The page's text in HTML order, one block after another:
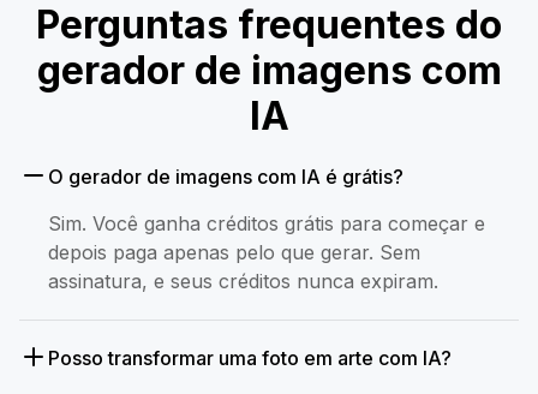
Perguntas frequentes do
gerador de imagens com
IA
O gerador de imagens com IA é grátis?
Sim. Você ganha créditos grátis para começar e
depois paga apenas pelo que gerar. Sem
assinatura, e seus créditos nunca expiram.
Posso transformar uma foto em arte com IA?